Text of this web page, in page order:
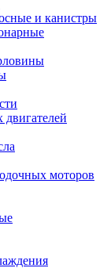
и канистры
моторов